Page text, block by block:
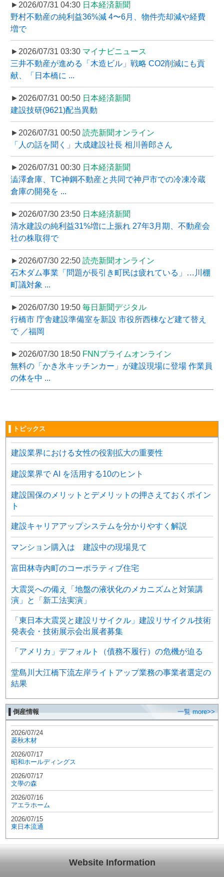
►2026/07/31 04:30 日本経済新聞
野村不動産の純利益36%減 4〜6月、物件売却減や経費
増で
►2026/07/31 03:30 マイナビニュース
三井不動産が進める「木造ビル」戦略 CO2削減にも貢
献、「日本橋に ...
►2026/07/31 00:50 日本経済新聞
建設技研(9621)配当異動
►2026/07/31 00:50 読売新聞オンライン
「人の話を聞く」大成建設社長 相川善郎さん
►2026/07/31 00:30 日本経済新聞
澁澤倉庫、TC神鋼不動産と共同で神戸市での冷凍冷蔵
倉庫の開発を ...
►2026/07/30 23:50 日本経済新聞
清水建設の純利益31%増に上振れ 27年3月期、不動産会
社の株取得で
►2026/07/30 22:50 読売新聞オンライン
石木ダム事業「問題が長引き町民は疲れている」…川棚
町議対象 ...
►2026/07/30 19:50 毎日新聞デジタル
行橋市 庁舎建設準備室を新設 市役所西棟など建て替え
で ／福岡
►2026/07/30 18:50 FNNプライムオンライン
無料の「かき氷キッチンカー」が建設現場に登場 作業員
の体を中 ...
▌トピックス
建設業界における女性の役割拡大の重要性
建設業界で AI を活用する10のヒント
建設国保のメリットとデメリットの押さえておくポイン
ト
建設キャリアアップシステムを分かりやすく解説
マンション購入は 建設中の現場見て
富田林寺内町のコーポラティブ住宅
大震災への備え「地盤の液状化のメカニズムと対策講
演」と「新工法実演」
「東日本大震災と建設リサイクル」建設リサイクル技術
発表会・技術展示会出展者募集
「アメリカ」デフォルト（債務不履行）の危機が迫る
堂島川大江橋下流左岸ライトアップ業務の事業者選定の
結果
▌倒産情報 一覧 more>>
2026/07/24
菱秋木材
2026/07/17
昭和ホールディングス
2026/07/17
文學の森
2026/07/16
アエラホーム
2026/07/15
東日本流通
Website Information